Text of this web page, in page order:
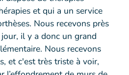
et qui a un service
Nous recevons près
il y a donc un grand
Nous recevons
et c'est très triste à voir,